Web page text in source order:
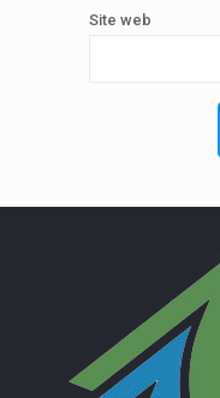
Site web